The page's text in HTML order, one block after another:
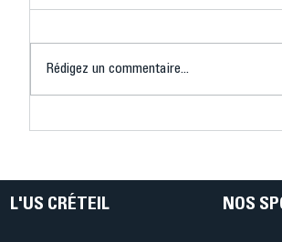
Ping ? Quand le tennis de
Rédigez un commentaire...
L'US CRÉTEIL NOS